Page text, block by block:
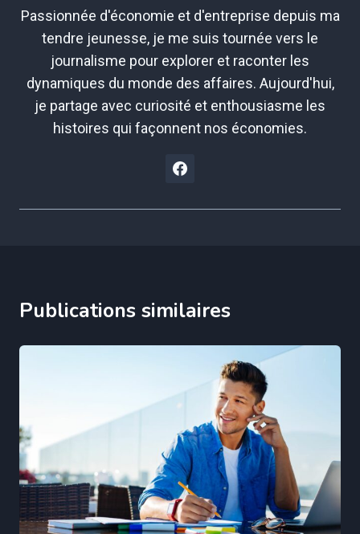
Passionnée d'économie et d'entreprise depuis ma
tendre jeunesse, je me suis tournée vers le
journalisme pour explorer et raconter les
dynamiques du monde des affaires. Aujourd'hui,
je partage avec curiosité et enthousiasme les
histoires qui façonnent nos économies.
Publications similaires